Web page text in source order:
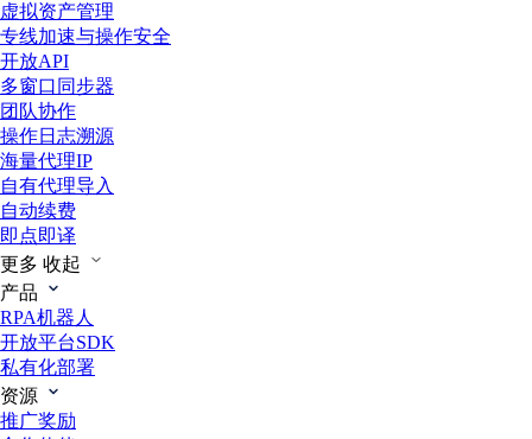
虚拟资产管理
专线加速与操作安全
开放API
多窗口同步器
团队协作
操作日志溯源
海量代理IP
自有代理导入
自动续费
即点即译
更多 收起
产品
RPA机器人
开放平台SDK
私有化部署
资源
推广奖励